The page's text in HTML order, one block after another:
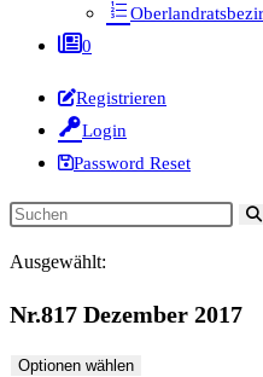
0
Registrieren
Login
Password Reset
Diese
durchsuchen
Ausgewählt:
Nr.817 Dezember 2017
Optionen wählen